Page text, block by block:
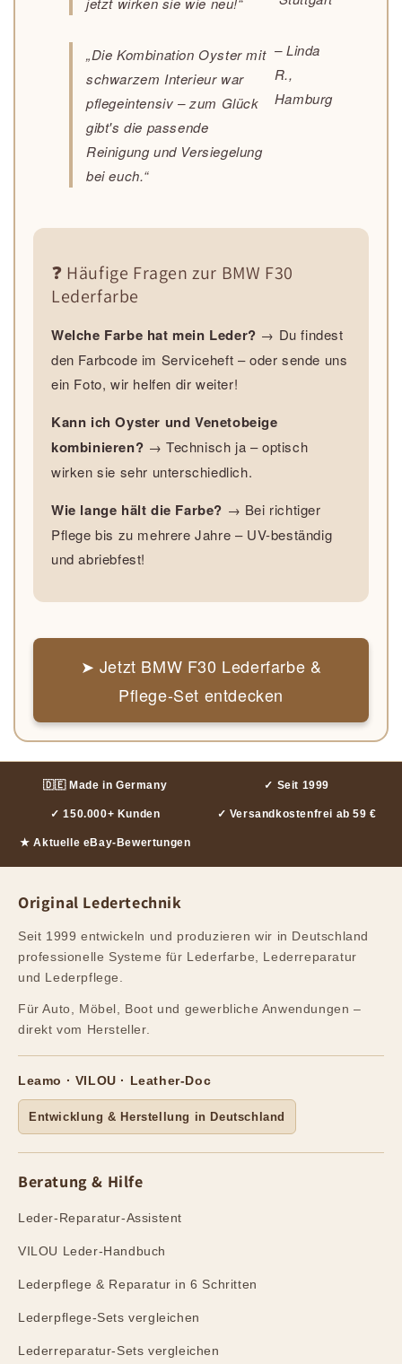
„Die Kombination Oyster mit
schwarzem Interieur war
pflegeintensiv – zum Glück
gibt's die passende
Reinigung und Versiegelung
bei euch.“
– Linda
R.,
Hamburg
❓ Häufige Fragen zur BMW F30
Lederfarbe
Welche Farbe hat mein Leder? → Du findest
den Farbcode im Serviceheft – oder sende uns
ein Foto, wir helfen dir weiter!
Kann ich Oyster und Venetobeige
kombinieren? → Technisch ja – optisch
wirken sie sehr unterschiedlich.
Wie lange hält die Farbe? → Bei richtiger
Pflege bis zu mehrere Jahre – UV-beständig
und abriebfest!
➤ Jetzt BMW F30 Lederfarbe &
Pflege-Set entdecken
🇩🇪 Made in Germany ✓ Seit 1999
✓ 150.000+ Kunden ✓ Versandkostenfrei ab 59 €
★ Aktuelle eBay-Bewertungen
Original Ledertechnik
Seit 1999 entwickeln und produzieren wir in Deutschland
professionelle Systeme für Lederfarbe, Lederreparatur
und Lederpflege.
Für Auto, Möbel, Boot und gewerbliche Anwendungen –
direkt vom Hersteller.
Leamo · VILOU · Leather-Doc
Entwicklung & Herstellung in Deutschland
Beratung & Hilfe
Leder-Reparatur-Assistent
VILOU Leder-Handbuch
Lederpflege & Reparatur in 6 Schritten
Lederpflege-Sets vergleichen
Lederreparatur-Sets vergleichen